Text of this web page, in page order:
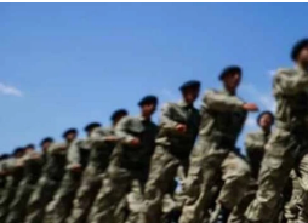
DÜNYA
EĞİTİM